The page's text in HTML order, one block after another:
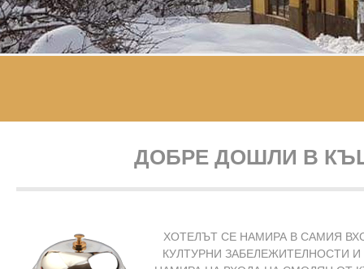
ДОБРЕ ДОШЛИ В
ХОТЕЛЪТ СЕ НАМИРА В САМИЯ
КУЛТУРНИ ЗАБЕЛЕЖИТЕЛНОСТИ